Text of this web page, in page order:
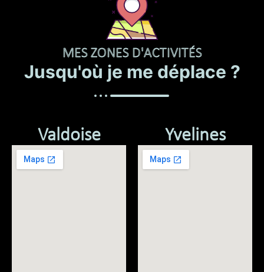
MES ZONES D'ACTIVITÉS
Jusqu'où je me déplace ?
Valdoise Yvelines